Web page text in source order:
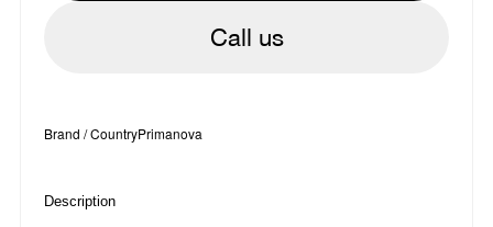
Call us
Brand / CountryPrimanova
Description